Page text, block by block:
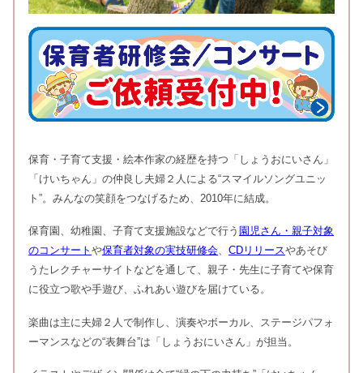
保育・子育て支援・絵本作家の経歴を持つ「しょうおにいさん」
「けいちゃん」の仲良し夫婦２人による“スマイルソングユニッ
ト”。みんなの笑顔をつなげるため、2010年に結成。
保育園、幼稚園、子育て支援施設などで行う 園児さん・親子対象
のコンサート や保育者対象の実技研修会、 CDリリースやあそび
うたレクチャーサイトなどを通して、親子・先生に子育てや保育
に役立つ歌や手遊び、ふれあい遊びを届けている。
楽曲は主に夫婦２人で制作し、演奏やボーカル、ステージパフォ
ーマンスなどの“表舞台”は「しょうおにいさん」が担当。